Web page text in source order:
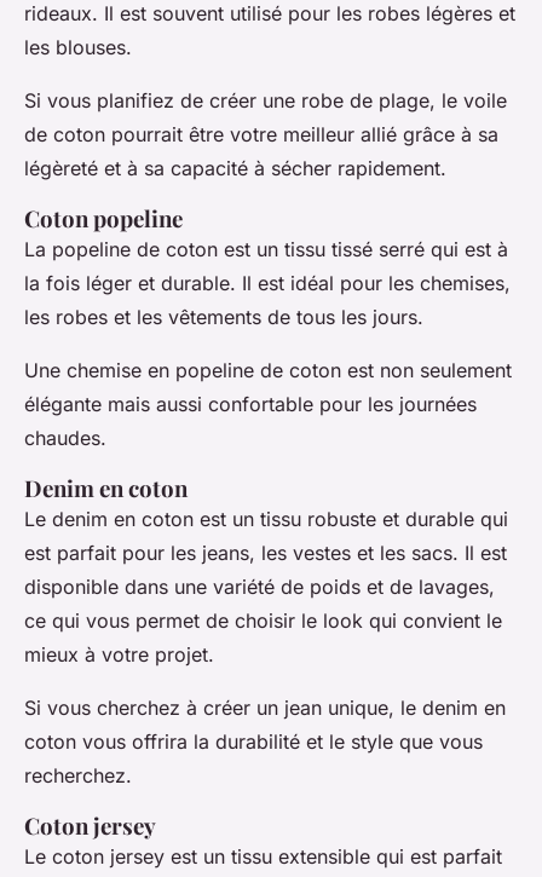
rideaux. Il est souvent utilisé pour les robes légères et
les blouses.
Si vous planifiez de créer une robe de plage, le voile
de coton pourrait être votre meilleur allié grâce à sa
légèreté et à sa capacité à sécher rapidement.
Coton popeline
La popeline de coton est un tissu tissé serré qui est à
la fois léger et durable. Il est idéal pour les chemises,
les robes et les vêtements de tous les jours.
Une chemise en popeline de coton est non seulement
élégante mais aussi confortable pour les journées
chaudes.
Denim en coton
Le denim en coton est un tissu robuste et durable qui
est parfait pour les jeans, les vestes et les sacs. Il est
disponible dans une variété de poids et de lavages,
ce qui vous permet de choisir le look qui convient le
mieux à votre projet.
Si vous cherchez à créer un jean unique, le denim en
coton vous offrira la durabilité et le style que vous
recherchez.
Coton jersey
Le coton jersey est un tissu extensible qui est parfait